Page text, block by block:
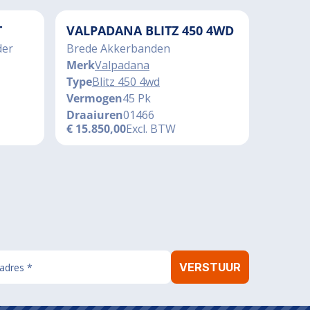
VALPADANA BLITZ 450 4WD
Brede Akkerbanden
MerkValpadana
TypeBlitz 450 4wd
Vermogen45 Pk
Draaiuren01466
€ 15.850,00Excl. BTW